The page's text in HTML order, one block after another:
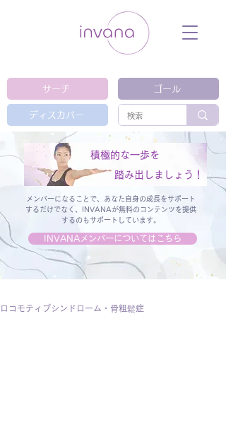
ガ 瞑想 栄養 医学 レッスン レクチャ
ー ​ストレス 免疫力 睡眠 メンタルヘル
サーチ
ディスカバー
ゴール
積極的な一歩を
踏み出しましょう！
メンバーになることで、あなた自身の成長をサポート
するだけでなく、
INVANAが無料のコンテンツを提供
するのもサポートしています。
INVANAメンバーについてはこちら
ロコモティブシンドローム・骨粗鬆症